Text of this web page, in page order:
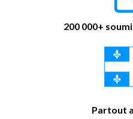
200 000+
Partout